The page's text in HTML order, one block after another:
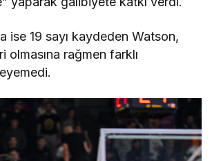
ise 19 sayı kaydeden Watson,
olmasına rağmen farklı